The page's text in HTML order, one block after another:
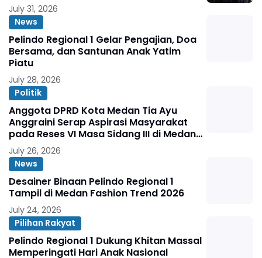
July 31, 2026
News
Pelindo Regional 1 Gelar Pengajian, Doa
Bersama, dan Santunan Anak Yatim
Piatu
July 28, 2026
Politik
Anggota DPRD Kota Medan Tia Ayu
Anggraini Serap Aspirasi Masyarakat
pada Reses VI Masa Sidang III di Medan
Marelan
July 26, 2026
News
Desainer Binaan Pelindo Regional 1
Tampil di Medan Fashion Trend 2026
July 24, 2026
Pilihan Rakyat
Pelindo Regional 1 Dukung Khitan Massal
Memperingati Hari Anak Nasional